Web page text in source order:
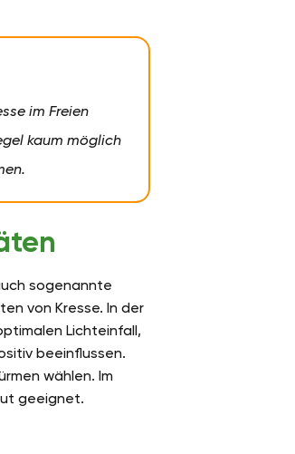
im Freien
kaum möglich
sogenannte
von Kresse. In der
Lichteinfall,
beeinflussen.
wählen. Im
geeignet.